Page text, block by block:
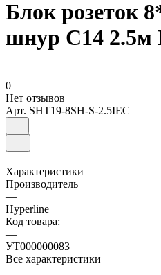
Блок розеток
шнур С14 2.5м
0
Нет отзывов
Арт. SHT19-8SH-S-2.5IEC
Характеристики
Производитель
—
Hyperline
Код товара:
—
УТ000000083
Все характеристики